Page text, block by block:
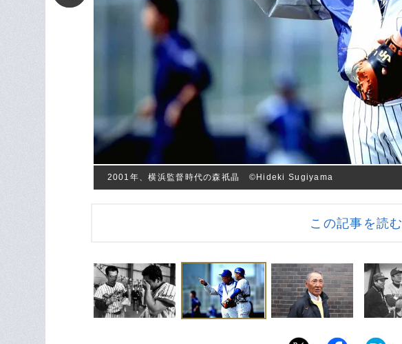
2001年、横浜監督時代の森祇晶 ©Hideki Sugiyama
この記事を読む